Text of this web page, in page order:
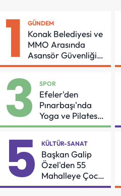
1 GÜNDEM
Konak Belediyesi ve
MMO Arasında
Asansör Güvenliği
İçin Önemli Protokol
3 SPOR
Efeler'den
Pınarbaşı'nda
Yoga ve Pilates
Buluşması
5 KÜLTÜR-SANAT
Başkan Galip
Özel'den 55
Mahalleye Çocuk
Şenliği